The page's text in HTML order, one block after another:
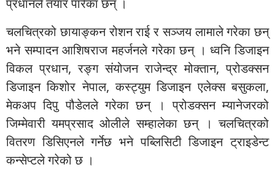
प्रधानले तयार पारेका छन् ।
चलचित्रको छायाङ्कन रोशन राई र सञ्जय लामाले गरेका छन्
भने सम्पादन आशिषराज महर्जनले गरेका छन् । ध्वनि डिजाइन
विकल प्रधान, रङ्ग संयोजन राजेन्द्र मोक्तान, प्रोडक्सन
डिजाइन किशोर नेपाल, कस्ट्युम डिजाइन एलेक्स बसुकला,
मेकअप दिपु पौडेलले गरेका छन् । प्रोडक्सन म्यानेजरको
जिम्मेवारी यमप्रसाद ओलीले सम्हालेका छन् । चलचित्रको
वितरण डिसिएनले गर्नेछ भने पब्लिसिटी डिजाइन ट्राइडेन्ट
कन्सेप्टले गरेको छ ।